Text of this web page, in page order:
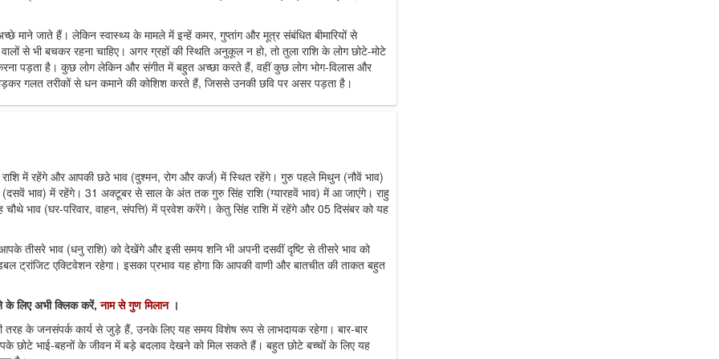
माने जाते हैं। लेकिन स्वास्थ्य के मामले में इन्हें कमर, गुप्तांग और मूत्र संबंधित बीमारियों से
से भी बचकर रहना चाहिए। अगर ग्रहों की स्थिति अनुकूल न हो, तो तुला राशि के लोग छोटे-मोटे
पड़ता है। कुछ लोग लेकिन और संगीत में बहुत अच्छा करते हैं, वहीं कुछ लोग भोग-विलास और
गलत तरीकों से धन कमाने की कोशिश करते हैं, जिससे उनकी छवि पर असर पड़ता है।
राशि में रहेंगे और आपकी छठे भाव (दुश्मन, रोग और कर्ज) में स्थित रहेंगे। गुरु पहले मिथुन (नौवें भाव)
भाव) में रहेंगे। 31 अक्टूबर से साल के अंत तक गुरु सिंह राशि (ग्यारहवें भाव) में आ जाएंगे। राहु
भाव (घर-परिवार, वाहन, संपत्ति) में प्रवेश करेंगे। केतु सिंह राशि में रहेंगे और 05 दिसंबर को यह
तीसरे भाव (धनु राशि) को देखेंगे और इसी समय शनि भी अपनी दसवीं दृष्टि से तीसरे भाव को
एक्टिवेशन रहेगा। इसका प्रभाव यह होगा कि आपकी वाणी और बातचीत की ताकत बहुत
के लिए अभी क्लिक करें,नाम से गुण मिलान ।
तरह के जनसंपर्क कार्य से जुड़े हैं, उनके लिए यह समय विशेष रूप से लाभदायक रहेगा। बार-बार
छोटे भाई-बहनों के जीवन में बड़े बदलाव देखने को मिल सकते हैं। बहुत छोटे बच्चों के लिए यह